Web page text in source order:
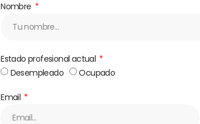
Nombre
Estado profesional actual
Desempleado
Ocupado
Email